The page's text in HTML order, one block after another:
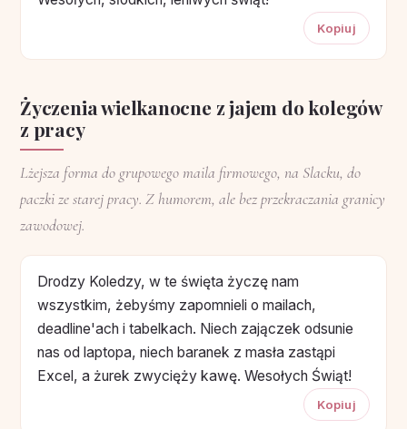
Kopiuj
Życzenia wielkanocne z jajem do kolegów
z pracy
Lżejsza forma do grupowego maila firmowego, na Slacku, do
paczki ze starej pracy. Z humorem, ale bez przekraczania granicy
zawodowej.
Drodzy Koledzy, w te święta życzę nam
wszystkim, żebyśmy zapomnieli o mailach,
deadline'ach i tabelkach. Niech zajączek odsunie
nas od laptopa, niech baranek z masła zastąpi
Excel, a żurek zwycięży kawę. Wesołych Świąt!
Kopiuj